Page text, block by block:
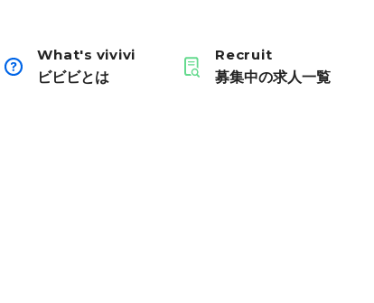
What's vivivi
ビビビとは
Recruit
募集中の求人一覧